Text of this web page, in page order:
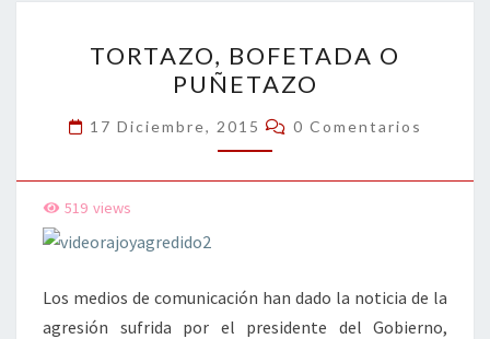
BOFETADA
O
PUÑETAZO
TORTAZO, BOFETADA O
PUÑETAZO
17 Diciembre, 2015 Comentarios
0 Comentarios
519 views
Los medios de comunicación han dado la noticia de la
agresión sufrida por el presidente del Gobierno,